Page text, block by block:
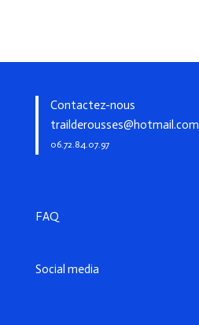
Contactez-nous
trailderousses@hotmail.com
06.72.84.07.97
FAQ
Social media